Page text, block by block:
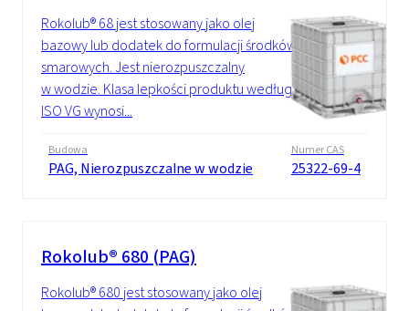
Rokolub® 68 jest stosowany jako olej
bazowy lub dodatek do formulacji środków
smarowych. Jest nierozpuszczalny
w wodzie. Klasa lepkości produktu według
ISO VG wynosi...
Budowa
PAG, Nierozpuszczalne w wodzie
Numer CAS
25322-69-4
Rokolub® 680 (PAG)
Rokolub® 680 jest stosowany jako olej